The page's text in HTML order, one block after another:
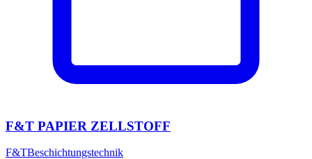
F&T PAPIER ZELLSTOFF
F&TBeschichtungstechnik